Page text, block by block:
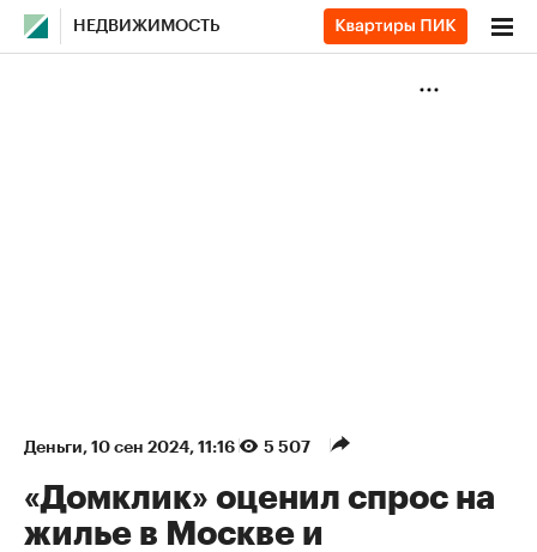
НЕДВИЖИМОСТЬ
Деньги⁠, 10 сен 2024, 11:16 5 507
«Домклик» оценил спрос на
жилье в Москве и